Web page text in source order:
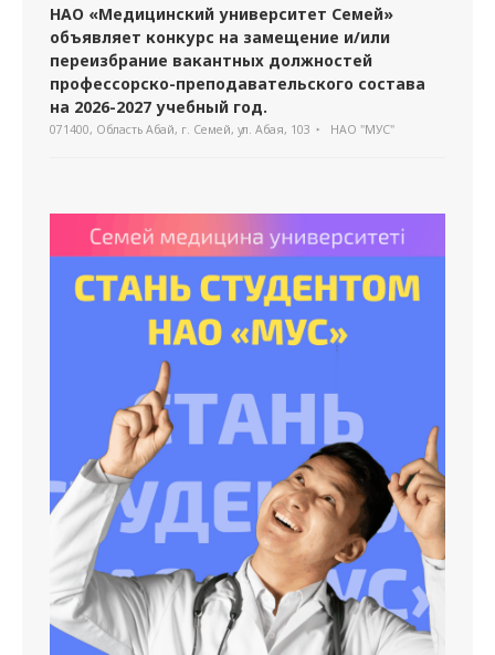
НАО «Медицинский университет Семей»
объявляет конкурс на замещение и/или
переизбрание вакантных должностей
профессорско-преподавательского состава
на 2026-2027 учебный год.
071400, Область Абай, г. Семей, ул. Абая, 103 НАО "МУС"